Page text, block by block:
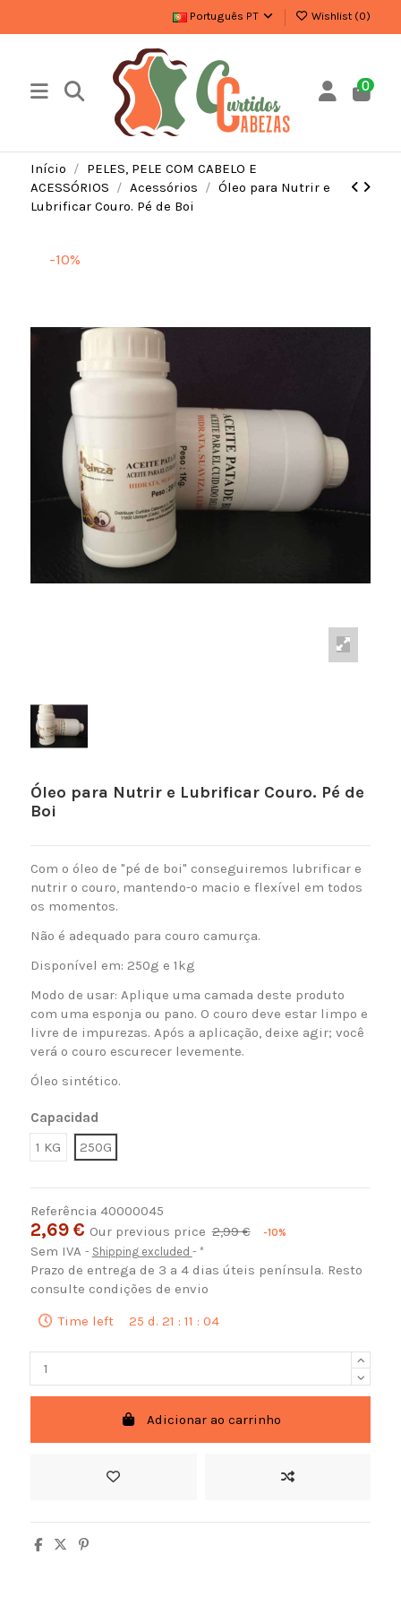
Português PT Wishlist (0)
0
Início
PELES, PELE COM CABELO E
ACESSÓRIOS
Acessórios
Óleo para Nutrir e
Lubrificar Couro. Pé de Boi
-10%
Óleo para Nutrir e Lubrificar Couro. Pé de
Boi
Com o óleo de "pé de boi" conseguiremos lubrificar e
nutrir o couro, mantendo-o macio e flexível em todos
os momentos.
Não é adequado para couro camurça.
Disponível em: 250g e 1kg
Modo de usar: Aplique uma camada deste produto
com uma esponja ou pano. O couro deve estar limpo e
livre de impurezas. Após a aplicação, deixe agir; você
verá o couro escurecer levemente.
Óleo sintético.
Capacidad
1 KG
250G
Referência 40000045
2,69 € Our previous price 2,99 € -10%
Sem IVA Shipping excluded *
Prazo de entrega de 3 a 4 dias úteis península. Resto
consulte condições de envio
Time left
25 d. 21 : 11 : 03
Adicionar ao carrinho